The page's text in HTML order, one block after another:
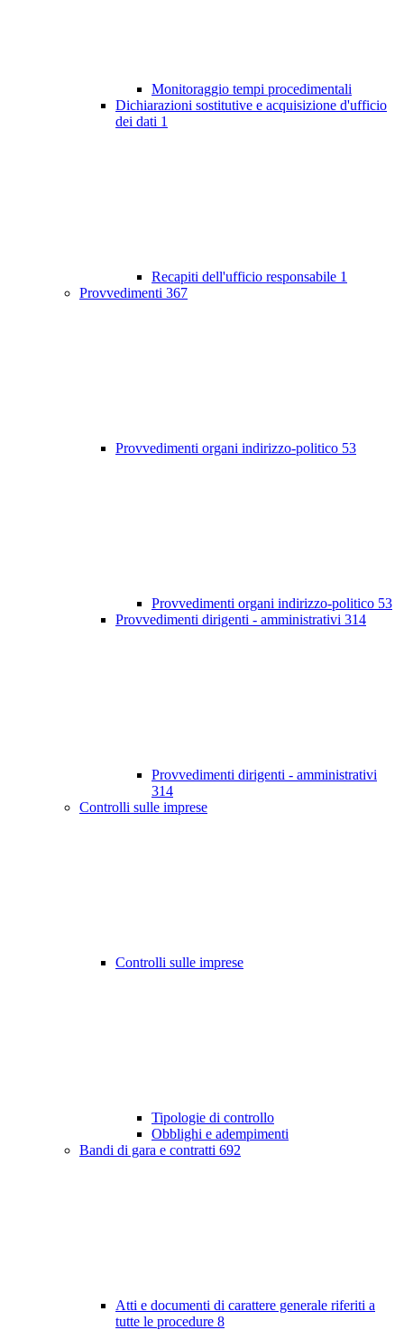
Monitoraggio tempi procedimentali
Dichiarazioni sostitutive e acquisizione d'ufficio
dei dati 1
Recapiti dell'ufficio responsabile 1
Provvedimenti 367
Provvedimenti organi indirizzo-politico 53
Provvedimenti organi indirizzo-politico 53
Provvedimenti dirigenti - amministrativi 314
Provvedimenti dirigenti - amministrativi
314
Controlli sulle imprese
Controlli sulle imprese
Tipologie di controllo
Obblighi e adempimenti
Bandi di gara e contratti 692
Atti e documenti di carattere generale riferiti a
tutte le procedure 8